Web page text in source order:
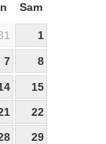
Sam
1
7 8
15
22
29